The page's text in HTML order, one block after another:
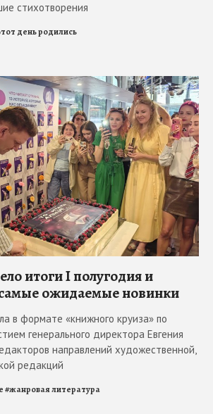
стихотворения
день родились
итоги I полугодия и
ожидаемые новинки
в формате «книжного круиза» по
генерального директора Евгения
направлений художественной,
редакций
#жанровая литература